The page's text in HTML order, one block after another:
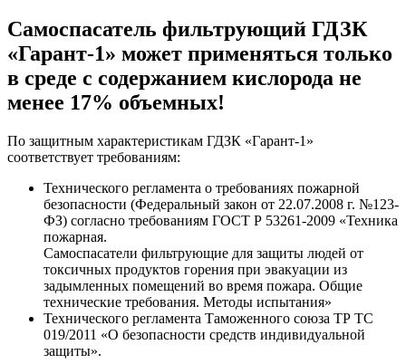
Самоспасатель фильтрующий ГДЗК
«Гарант-1» может применяться только
в среде с содержанием кислорода не
менее 17% объемных!
По защитным характеристикам ГДЗК «Гарант-1»
соответствует требованиям:
Технического регламента о требованиях пожарной
безопасности (Федеральный закон от 22.07.2008 г. №123-
ФЗ) согласно требованиям ГОСТ Р 53261-2009 «Техника
пожарная.
Самоспасатели фильтрующие для защиты людей от
токсичных продуктов горения при эвакуации из
задымленных помещений во время пожара. Общие
технические требования. Методы испытания»
Технического регламента Таможенного союза ТР ТС
019/2011 «О безопасности средств индивидуальной
защиты».